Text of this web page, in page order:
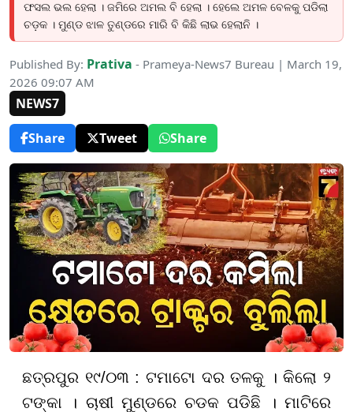
ଫସଲ ଭଲ ହେଲା । ଜମିରେ ଅମଲ ବି ହେଲା । ହେଲେ ଅମଳ ବେଳକୁ ପଡିଲା
ଚଡ଼କ । ମୁଣ୍ଡ ଝାଳ ତୁଣ୍ଡରେ ମାରି ବି କିଛି ଲାଭ ହେଲାନି ।
Published By: Prativa - Prameya-News7 Bureau | March 19,
2026 09:07 AM
NEWS7
Share
Tweet Share
ଛତ୍ରପୁର ୧୯/୦୩ : ଟମାଟୋ ଦର ତଳକୁ । କିଲୋ ୨
ଟଙ୍କା । ଚାଷୀ ମୁଣ୍ଡରେ ଚଡକ ପଡିଛି । ମାଟିରେ